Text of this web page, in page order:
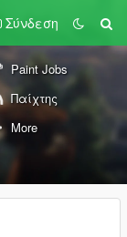
Σύνδεση
Paint Jobs
Παίχτης
More